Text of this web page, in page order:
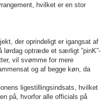
hvilket er en stor
der oprindeligt er igangsat af
lørdag optræde et særligt ”pinK”-
vil svømme for mere
og af begge køn, da
ligestillingsindsats, hvilket
på, hvorfor alle officials på